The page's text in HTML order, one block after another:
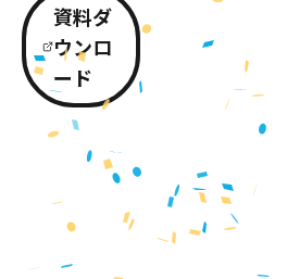
資料ダ
ウンロ
ード